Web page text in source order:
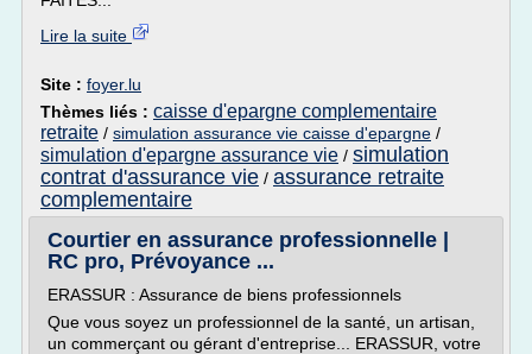
Lire la suite
Site : foyer.lu
Thèmes liés : caisse d'epargne complementaire
retraite / simulation assurance vie caisse d'epargne /
simulation d'epargne assurance vie / simulation
contrat d'assurance vie / assurance retraite
complementaire
Courtier en assurance professionnelle |
RC pro, Prévoyance ...
ERASSUR : Assurance de biens professionnels
Que vous soyez un professionnel de la santé, un artisan,
un commerçant ou gérant d'entreprise... ERASSUR, votre